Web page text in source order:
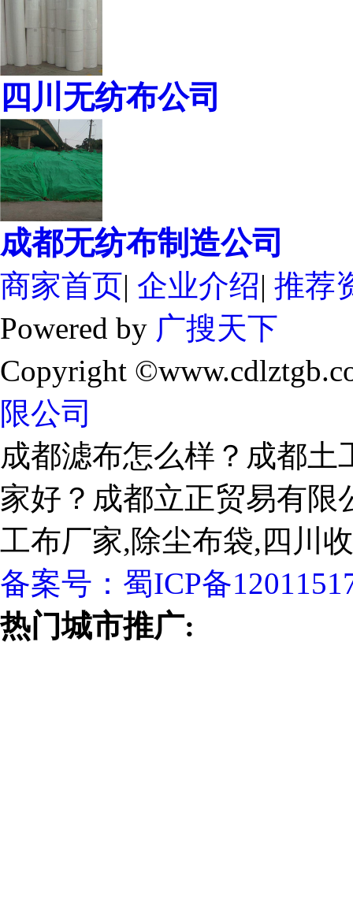
四川无纺布公司
成都无纺布制造公司
商家首页| 企业介绍| 推荐
Powered by 广搜天下
Copyright
限公司
成都滤布怎么样？成都
家好？成都立正贸易有
工布厂家,除尘布袋,四川
备案号： 蜀ICP备
热门城市推广: